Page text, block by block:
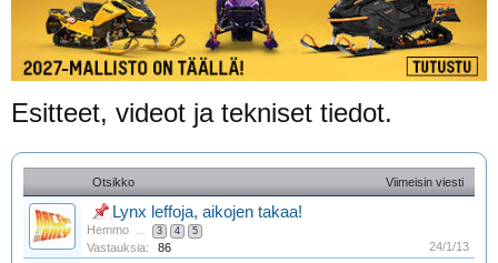
Esitteet, videot ja tekniset tiedot.
Otsikko Viimeisin viesti
Lynx leffoja, aikojen takaa!
Hemmo 3 4 5
Vastauksia: 86 24/1/13